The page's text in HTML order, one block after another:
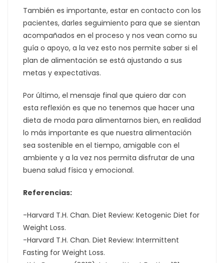
También es importante, estar en contacto con los
pacientes, darles seguimiento para que se sientan
acompañados en el proceso y nos vean como su
guía o apoyo, a la vez esto nos permite saber si el
plan de alimentación se está ajustando a sus
metas y expectativas.
Por último, el mensaje final que quiero dar con
esta reflexión es que no tenemos que hacer una
dieta de moda para alimentarnos bien, en realidad
lo más importante es que nuestra alimentación
sea sostenible en el tiempo, amigable con el
ambiente y a la vez nos permita disfrutar de una
buena salud física y emocional.
Referencias:
-Harvard T.H. Chan. Diet Review: Ketogenic Diet for
Weight Loss.
-Harvard T.H. Chan. Diet Review: Intermittent
Fasting for Weight Loss.